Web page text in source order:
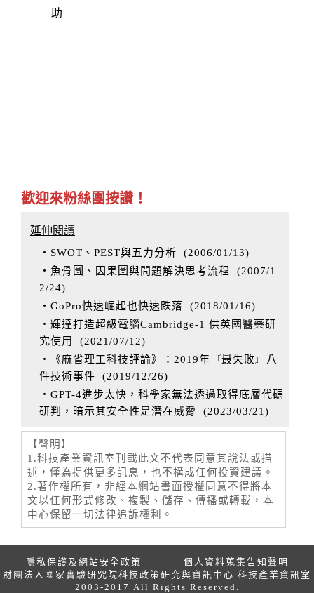
助
歡迎來粉絲團按讚！
延伸閱讀
‧SWOT、PEST與五力分析 (2006/01/13)
‧魚骨圖、因果圖與問題解決思考流程
(2007/1
2/24)
‧GoPro快速崛起也快速跌落 (2018/01/16)
‧輝達打造超級電腦Cambridge-1 供英國醫藥研
究使用
(2021/07/12)
‧《麻省理工科技評論》：2019年『最失敗』八
件技術事件 (2019/12/26)
‧GPT-4進步太快，科學家無法透過取得底層代碼
研判，暗示其安全性是潛在威脅
(2023/03/21 )
【聲明】
1.科技產業資訊室刊載此文不代表同意其說法或描
述，僅為提供更多訊息，也不構成任何投資建議。
2.著作權所有，非經本網站書面授權同意不得將本
文以任何形式修改、複製、儲存、傳播或轉載，本
中心保留一切法律追訴權利。
隱私保護及網站安全政策
個人資料蒐集告知聲明
財團法人國家實驗研究院科技政策研究與資訊中心 科技產業資訊室
2003-2017 All Rights Reserved.